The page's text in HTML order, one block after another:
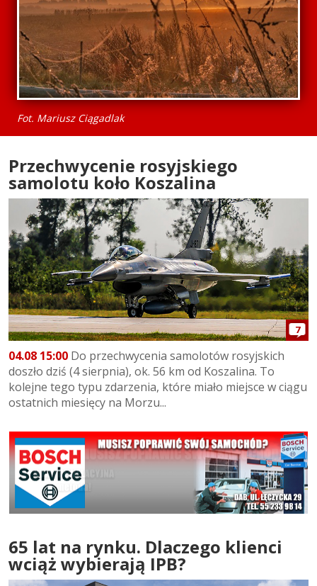
Fot. Mariusz Ciągadlak
Przechwycenie rosyjskiego
samolotu koło Koszalina
7
04.08 15:00 Do przechwycenia samolotów rosyjskich
doszło dziś (4 sierpnia), ok. 56 km od Koszalina. To
kolejne tego typu zdarzenia, które miało miejsce w ciągu
ostatnich miesięcy na Morzu...
65 lat na rynku. Dlaczego klienci
wciąż wybierają IPB?